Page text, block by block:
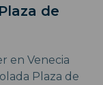
de
en Venecia
Plaza de